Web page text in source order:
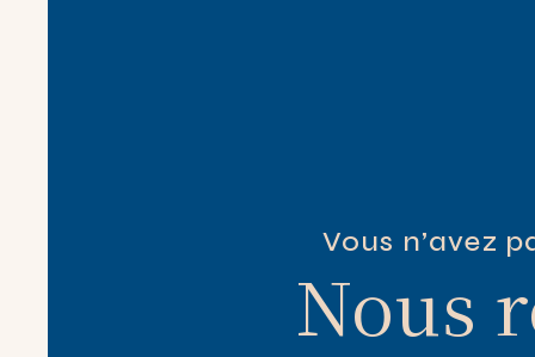
Vous n’avez
Nous